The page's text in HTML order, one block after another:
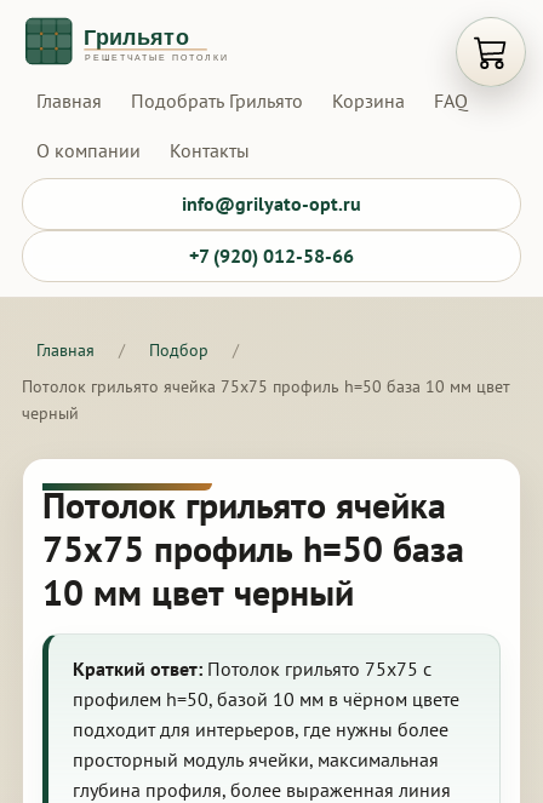
Главная Подобрать Грильято Корзина FAQ
О компании Контакты
info@grilyato-opt.ru
+7 (920) 012-58-66
Главная / Подбор
/
Потолок грильято ячейка 75х75 профиль h=50 база 10 мм цвет
черный
Потолок грильято ячейка
75х75 профиль h=50 база
10 мм цвет черный
Краткий ответ:Потолок грильято 75х75 с
профилем h=50, базой 10 мм в чёрном цвете
подходит для интерьеров, где нужны более
просторный модуль ячейки, максимальная
глубина профиля, более выраженная линия